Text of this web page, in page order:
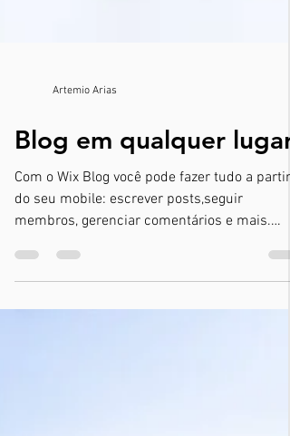
Artemio Arias
Blog em qualquer lugar
do seu mobile: escrever posts,seguir
membros, gerenciar comentários e mais.
Depois de...